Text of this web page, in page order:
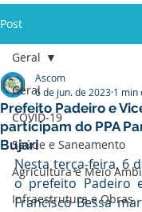
Post
Geral
COVID-19
Saúde e Saneamento
Agricultura e Meio
Infraestrutura e Obras
Geral
Prefeito Padeiro e
participam do PPA
Bujari
Ascom
6 de jun. de 2023 1 min
Nesta terça-feira, 6
o prefeito Padeiro
Francisco Bessa